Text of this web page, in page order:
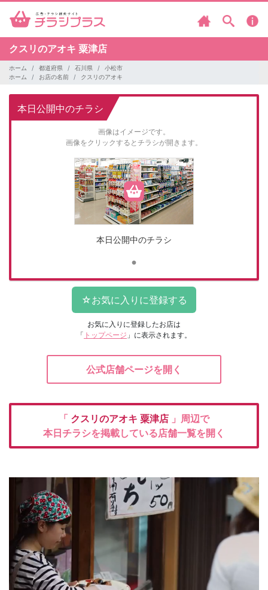
クスリのアオキ 粟津店
ホーム 都道府県 石川県
小松市
ホーム
お店の名前 クスリのアオキ
本日公開中のチラシ
画像はイメージです。
画像をクリックするとチラシが開きます。
本日公開中のチラシ
お気に入りに登録したお店は
「 トップページ 」に表示されます。
公式店舗ページを開く
「 クスリのアオキ 粟津店 」周辺で
本日チラシを掲載している店舗一覧を開く